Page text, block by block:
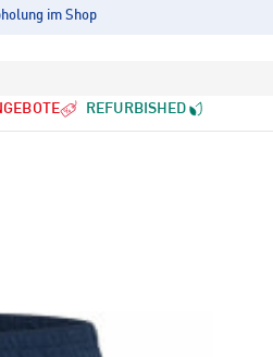
im Shop
REFURBISHED